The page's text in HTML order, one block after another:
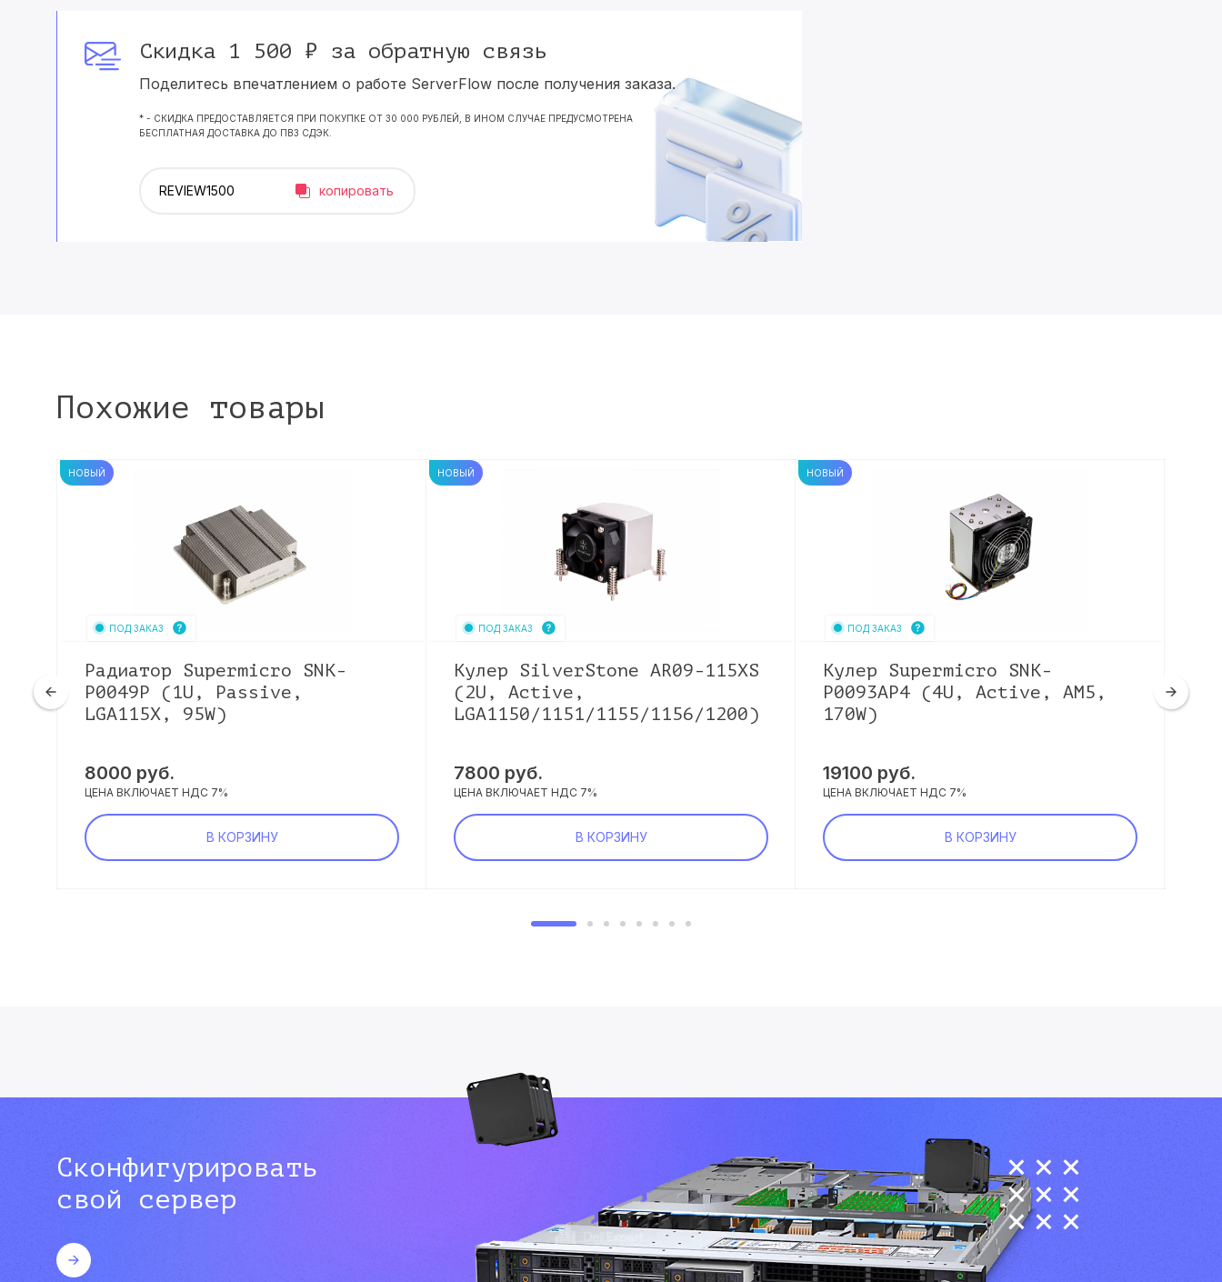
Скидка 1 500 ₽ за обратную связь
Поделитесь впечатлением о работе ServerFlow после получения заказа.
* - СКИДКА ПРЕДОСТАВЛЯЕТСЯ ПРИ ПОКУПКЕ ОТ 30 000 РУБЛЕЙ, В ИНОМ СЛУЧАЕ ПРЕДУСМОТРЕНА
БЕСПЛАТНАЯ ДОСТАВКА ДО ПВЗ СДЭК.
копировать
Похожие товары
НОВЫЙ
ПОД ЗАКАЗ
Радиатор Supermicro SNK-
P0049P (1U, Passive,
LGA115X, 95W)
8000 руб.
ЦЕНА ВКЛЮЧАЕТ НДС 7%
В КОРЗИНУ
НОВЫЙ
ПОД ЗАКАЗ
Кулер SilverStone AR09-115XS
(2U, Active,
LGA1150/1151/1155/1156/1200)
7800 руб.
ЦЕНА ВКЛЮЧАЕТ НДС 7%
В КОРЗИНУ
НОВЫЙ
ПОД ЗАКАЗ
Кулер Supermicro SNK-
P0093AP4 (4U, Active, AM5,
170W)
19100 руб.
ЦЕНА ВКЛЮЧАЕТ НДС 7%
В КОРЗИНУ
Сконфигурировать
свой сервер